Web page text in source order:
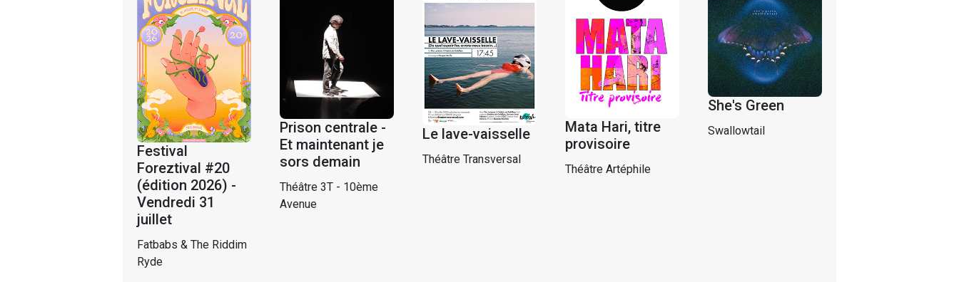
Festival
Foreztival #20
(édition 2026) -
Vendredi 31
juillet
Fatbabs & The Riddim
Ryde
Prison centrale -
Et maintenant je
sors demain
Théâtre 3T - 10ème
Avenue
Le lave-vaisselle
Théâtre Transversal
Mata Hari, titre
provisoire
Théâtre Artéphile
She's Green
Swallowtail